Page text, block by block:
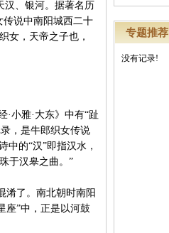
专题推荐
没有记录!
汉、银河。据著名历
传说中南阳城西二十
女，天帝之子也，
小雅·大东》中有“趾
，是牛郎织女传说
中的“汉”即指汉水，
于汉皋之曲。”
淆了。南北朝时南阳
座”中，正是以河鼓